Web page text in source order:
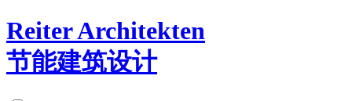
Reiter Architekten
节能建筑设计